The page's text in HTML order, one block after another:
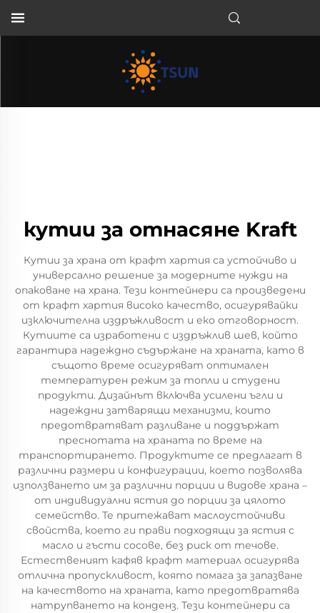
кутии за отнасяне Kraft
Кутии за храна от крафт хартия са устойчиво и
универсално решение за модерните нужди на
опаковане на храна. Тези контейнери са произведени
от крафт хартия високо качество, осигурявайки
изключителна издръжливост и еко отговорност.
Кутиите са изработени с издръжлив шев, който
гарантира надеждно съдържане на храната, като в
същото време осигуряват оптимален
температурен режим за топли и студени
продукти. Дизайнът включва усилени ъгли и
надеждни затварящи механизми, които
предотвратяват разливане и поддържат
преснотата на храната по време на
транспортирането. Продуктите се предлагат в
различни размери и конфигурации, което позволява
използването им за различни порции и видове храна –
от индивидуални ястия до порции за цялото
семейство. Те притежават маслоустойчиви
свойства, което ги прави подходящи за ястия с
масло и гъсти сосове, без риск от течове.
Естественият кафяв крафт материал осигурява
отлична пропускливост, която помага за запазване
на качеството на храната, като предотвратява
натрупването на конденз. Тези контейнери са